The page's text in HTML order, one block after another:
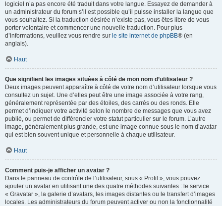
logiciel n’a pas encore été traduit dans votre langue. Essayez de demander à
un administrateur du forum s’il est possible qu’il puisse installer la langue que
vous souhaitez. Si la traduction désirée n’existe pas, vous êtes libre de vous
porter volontaire et commencer une nouvelle traduction. Pour plus
d’informations, veuillez vous rendre sur le site internet de phpBB® (en
anglais).
Haut
Que signifient les images situées à côté de mon nom d’utilisateur ?
Deux images peuvent apparaître à côté de votre nom d’utilisateur lorsque vous
consultez un sujet. Une d’elles peut être une image associée à votre rang,
généralement représentée par des étoiles, des carrés ou des ronds. Elle
permet d’indiquer votre activité selon le nombre de messages que vous avez
publié, ou permet de différencier votre statut particulier sur le forum. L’autre
image, généralement plus grande, est une image connue sous le nom d’avatar
qui est bien souvent unique et personnelle à chaque utilisateur.
Haut
Comment puis-je afficher un avatar ?
Dans le panneau de contrôle de l’utilisateur, sous « Profil », vous pouvez
ajouter un avatar en utilisant une des quatre méthodes suivantes : le service
« Gravatar », la galerie d’avatars, les images distantes ou le transfert d’images
locales. Les administrateurs du forum peuvent activer ou non la fonctionnalité